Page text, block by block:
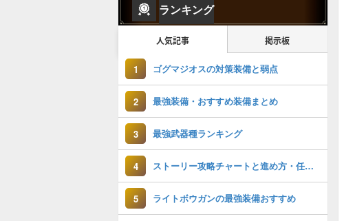
ランキング
人気記事 掲示板
1 ゴグマジオスの対策装備と弱点
2 最強装備・おすすめ装備まとめ
3 最強武器種ランキング
4 ストーリー攻略チャートと進め方・任務クエスト
5 ライトボウガンの最強装備おすすめ